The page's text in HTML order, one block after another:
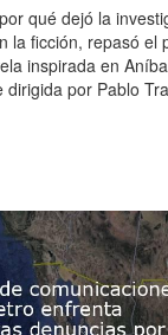
qué dejó la
la ficción, repasó el
inspirada en
dirigida por Pablo